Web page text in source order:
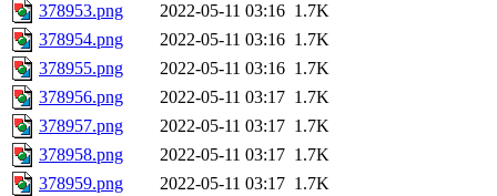
378953.png
2022-05-11 03:16 1.7K
378954.png
2022-05-11 03:16 1.7K
378955.png
2022-05-11 03:16 1.7K
378956.png
2022-05-11 03:17 1.7K
378957.png
2022-05-11 03:17 1.7K
378958.png
2022-05-11 03:17 1.7K
378959.png
2022-05-11 03:17 1.7K